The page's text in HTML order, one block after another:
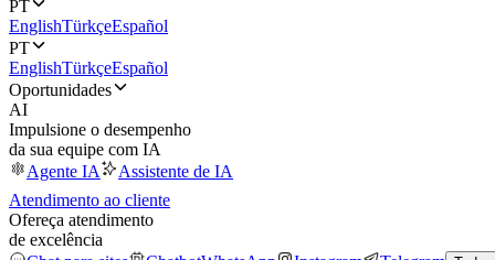
PT
EnglishTürkçeEspañol
PT
EnglishTürkçeEspañol
Oportunidades
AI
Impulsione o desempenho
da sua equipe com IA
Agente IA
Assistente de IA
Atendimento ao cliente
Ofereça atendimento
de excelência